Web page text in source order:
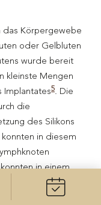
das Körpergewebe
oder Gelbluten
wurde bereit
kleinste Mengen
Implantates5. Die
die
des Silikons
in diesem
in einem
nachgewiesen
Haut tritt dieses